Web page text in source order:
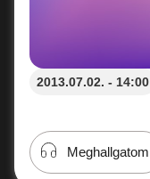
2013.07.02. - 14:00
Meghallgatom